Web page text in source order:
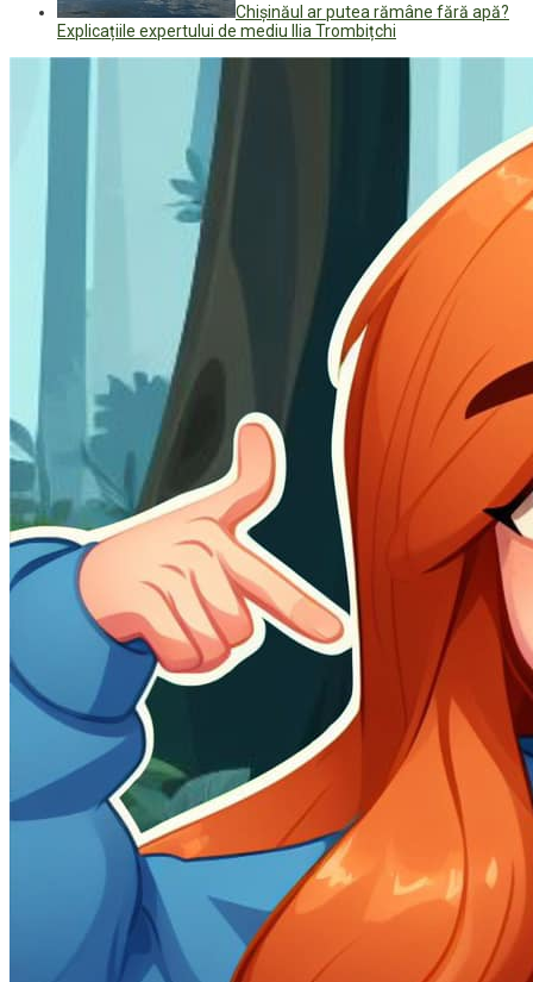
Chișinăul ar putea rămâne fără apă?
Explicațiile expertului de mediu Ilia Trombițchi